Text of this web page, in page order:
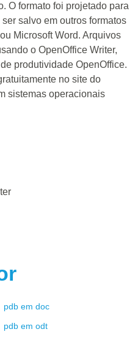
O formato foi projetado para
salvo em outros formatos
Microsoft Word. Arquivos
o OpenOffice Writer,
produtividade OpenOffice.
no site do
sistemas operacionais
pdb em doc
pdb em odt